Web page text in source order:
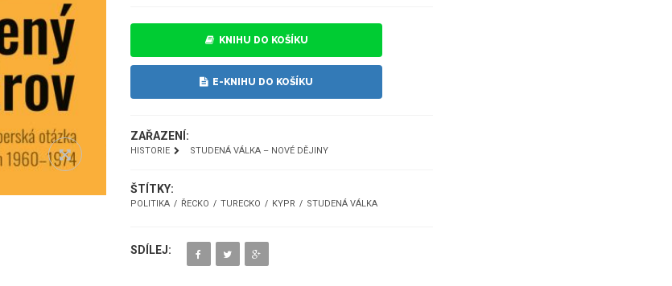
KNIHU DO KOŠÍKU
E-KNIHU DO KOŠÍKU
ZAŘAZENÍ:
HISTORIE STUDENÁ VÁLKA – NOVÉ DĚJINY
ŠTÍTKY:
POLITIKA ŘECKO TURECKO KYPR STUDENÁ VÁLKA
SDÍLEJ: